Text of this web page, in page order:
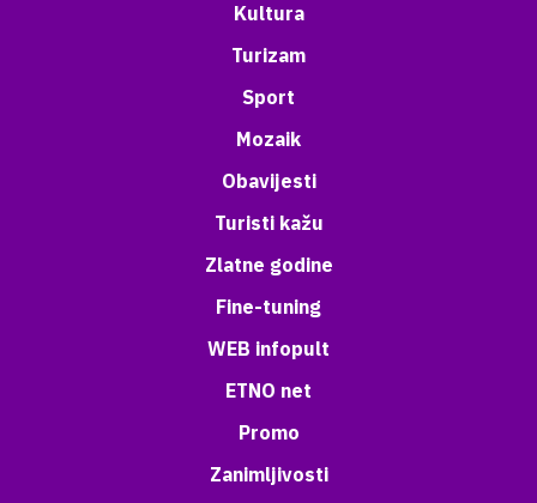
Kultura
Turizam
Sport
Mozaik
Obavijesti
Turisti kažu
Zlatne godine
Fine-tuning
WEB infopult
ETNO net
Promo
Zanimljivosti